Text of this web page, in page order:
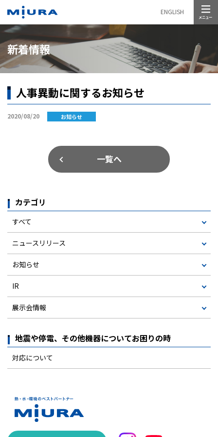
ENGLISH
新着情報
人事異動に関するお知らせ
2020/08/20 お知らせ
一覧へ
カテゴリ
すべて
ニュースリリース
お知らせ
IR
展示会情報
地震や停電、その他機器についてお困りの時
対応について